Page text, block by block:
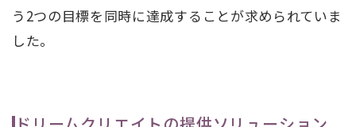
う2つの目標を同時に達成することが求められていま
した。